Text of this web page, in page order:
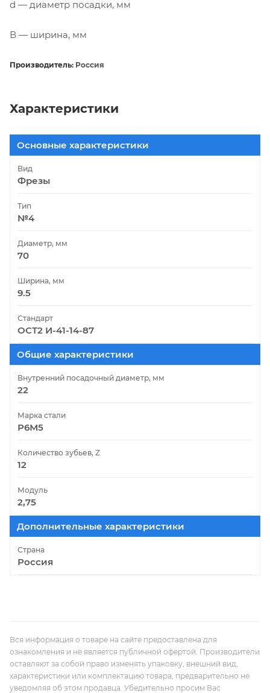
d — диаметр посадки, мм
В — ширина, мм
Производитель: Россия
Характеристики
Основные характеристики
Вид
Фрезы
Тип
№4
Диаметр, мм
70
Ширина, мм
9.5
Стандарт
ОСТ2 И-41-14-87
Общие характеристики
Внутренний посадочный диаметр, мм
22
Марка стали
Р6М5
Количество зубьев, Z
12
Модуль
2,75
Дополнительные характеристики
Страна
Россия
Вся информация о товаре на сайте предоставлена для
ознакомления и не является публичной офертой. Производители
оставляют за собой право изменять упаковку, внешний вид,
характеристики или комплектацию товара, предварительно не
уведомляя об этом продавца. Убедительно просим Вас